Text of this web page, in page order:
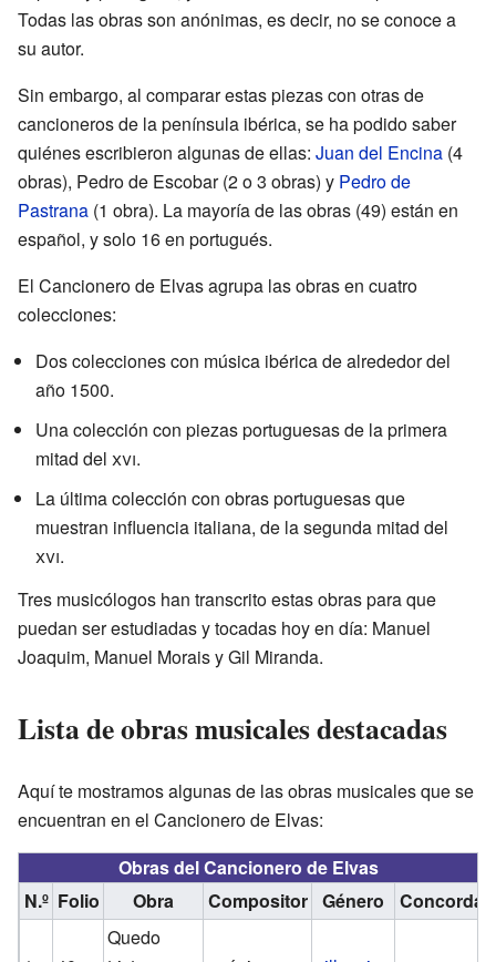
Todas las obras son anónimas, es decir, no se conoce a
su autor.
Sin embargo, al comparar estas piezas con otras de
cancioneros de la península ibérica, se ha podido saber
quiénes escribieron algunas de ellas: Juan del Encina (4
obras), Pedro de Escobar (2 o 3 obras) y Pedro de
Pastrana (1 obra). La mayoría de las obras (49) están en
español, y solo 16 en portugués.
El Cancionero de Elvas agrupa las obras en cuatro
colecciones:
Dos colecciones con música ibérica de alrededor del
año 1500.
Una colección con piezas portuguesas de la primera
mitad del xvi.
La última colección con obras portuguesas que
muestran influencia italiana, de la segunda mitad del
xvi.
Tres musicólogos han transcrito estas obras para que
puedan ser estudiadas y tocadas hoy en día: Manuel
Joaquim, Manuel Morais y Gil Miranda.
Lista de obras musicales destacadas
Aquí te mostramos algunas de las obras musicales que se
encuentran en el Cancionero de Elvas:
Obras del Cancionero de Elvas
N.º Folio Obra Compositor Género
Quedo